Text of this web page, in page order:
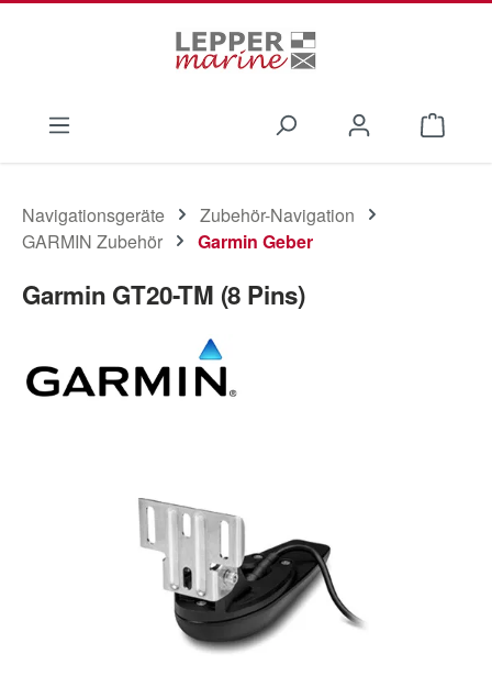
Navigationsgeräte
Zubehör-Navigation
GARMIN Zubehör
Garmin Geber
Garmin GT20-TM (8 Pins)